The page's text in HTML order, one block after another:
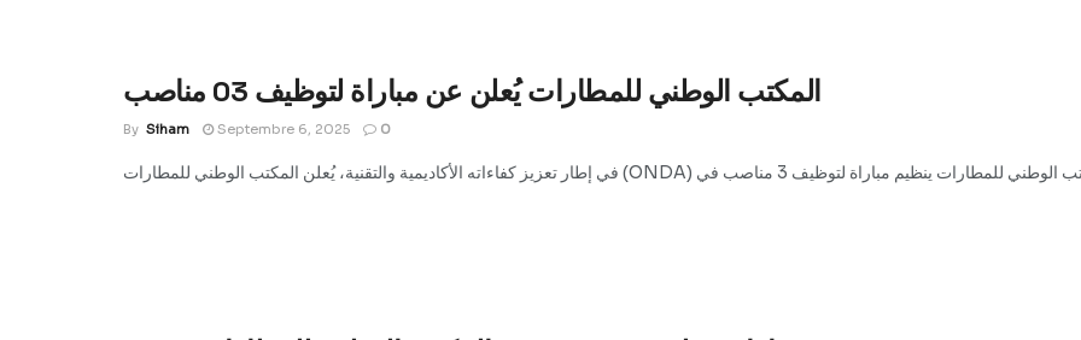
المكتب الوطني للمطارات يُعلن عن مباراة لتوظيف 03 مناصب
By Siham Septembre 6, 2025 0